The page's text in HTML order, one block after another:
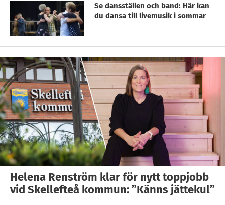
Se dansställen och band: Här kan
du dansa till livemusik i sommar
Helena Renström klar för nytt toppjobb
vid Skellefteå kommun: ”Känns jättekul”